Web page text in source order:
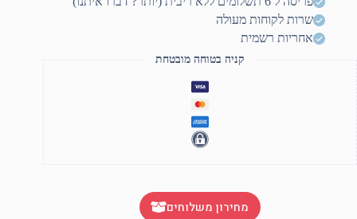
שרות לקוחות מעולה
אחריות רשמית
קניה בטוחה מובטחת
מחירון משלוחים